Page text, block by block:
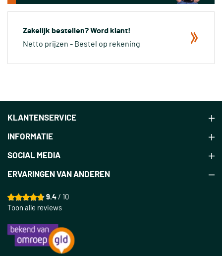
Zakelijk bestellen? Word klant!
Netto prijzen - Bestel op rekening
KLANTENSERVICE
INFORMATIE
SOCIAL MEDIA
ERVARINGEN VAN ANDEREN
9.4/ 10
Toon alle reviews